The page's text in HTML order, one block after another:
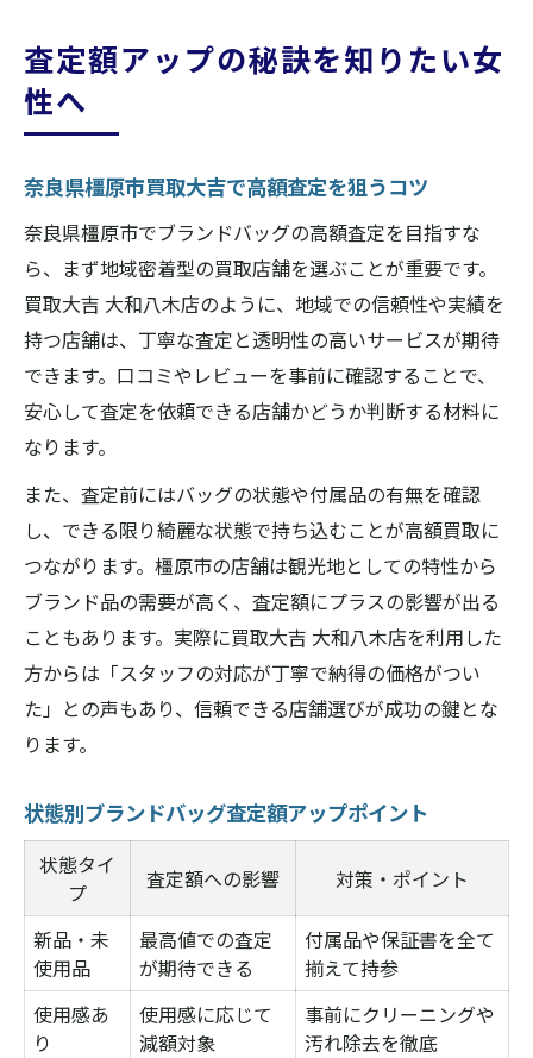
査定額アップの秘訣を知りたい女
性へ
奈良県橿原市買取大吉で高額査定を狙うコツ
奈良県橿原市でブランドバッグの高額査定を目指すな
ら、まず地域密着型の買取店舗を選ぶことが重要です。
買取大吉 大和八木店のように、地域での信頼性や実績を
持つ店舗は、丁寧な査定と透明性の高いサービスが期待
できます。口コミやレビューを事前に確認することで、
安心して査定を依頼できる店舗かどうか判断する材料に
なります。
また、査定前にはバッグの状態や付属品の有無を確認
し、できる限り綺麗な状態で持ち込むことが高額買取に
つながります。橿原市の店舗は観光地としての特性から
ブランド品の需要が高く、査定額にプラスの影響が出る
こともあります。実際に買取大吉 大和八木店を利用した
方からは「スタッフの対応が丁寧で納得の価格がつい
た」との声もあり、信頼できる店舗選びが成功の鍵とな
ります。
状態別ブランドバッグ査定額アップポイント
状態タイ
プ
査定額への影響 対策・ポイント
新品・未
使用品
最高値での査定
が期待できる
付属品や保証書を全て
揃えて持参
使用感あ
り
使用感に応じて
減額対象
事前にクリーニングや
汚れ除去を徹底